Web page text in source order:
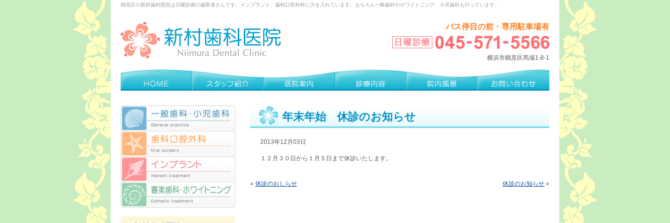
鶴見区の新村歯科医院は日曜診療の歯医者さんです。インプラント、歯科口腔外科に力を入れています。もちろん一般歯科やホワイトニング、小児歯科も行っています。
バス停目の前・専用駐車場有
横浜市鶴見区馬場1-8-1
年末年始 休診のお知らせ
2013年12月03日
１２月３０日から１月５日まで休診いたします。
« 休診のおしらせ 休診のお知らせ »